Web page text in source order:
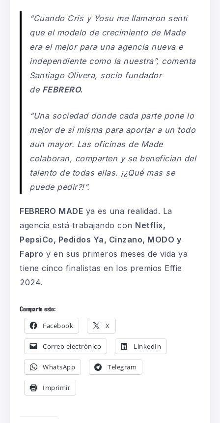
“Cuando Cris y Yosu me llamaron sentí
que el modelo de crecimiento de Made
era el mejor para una agencia nueva e
independiente como la nuestra”, comenta
Santiago Olivera, socio fundador
de FEBRERO.
“Una sociedad donde cada parte pone lo
mejor de sí misma para aportar a un todo
aun mayor. Las oficinas de Made
colaboran, comparten y se benefician del
talento de todas ellas. ¡¿Qué mas se
puede pedir?!”.
FEBRERO MADE ya es una realidad. La
agencia está trabajando con Netflix,
PepsiCo, Pedidos Ya, Cinzano, MODO y
Fapro y en sus primeros meses de vida ya
tiene cinco finalistas en los premios Effie
2024.
Comparte esto:
Facebook X
Correo electrónico LinkedIn
WhatsApp Telegram
Imprimir